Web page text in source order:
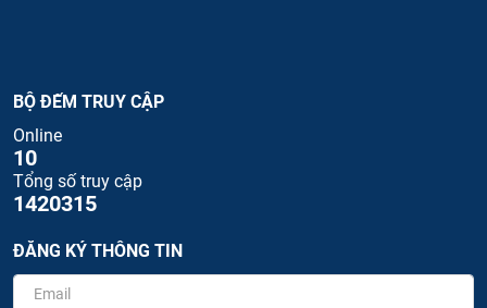
BỘ ĐẾM TRUY CẬP
Online
10
Tổng số truy cập
1420315
ĐĂNG KÝ THÔNG TIN